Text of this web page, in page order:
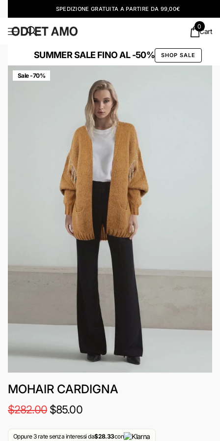
SPEDIZIONE GRATUITA A PARTIRE DA 99,00€
Cart
0
SUMMER SALE FINO AL -50% SHOP SALE
Sale -70%
MOHAIR CARDIGNA
$282.00$85.00
Oppure 3 rate senza interessi da$28.33con